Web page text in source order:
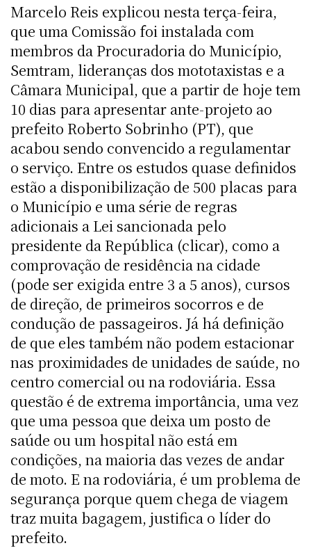
Marcelo Reis explicou nesta terça-feira,
que uma Comissão foi instalada com
membros da Procuradoria do Município,
Semtram, lideranças dos mototaxistas e a
Câmara Municipal, que a partir de hoje tem
10 dias para apresentar ante-projeto ao
prefeito Roberto Sobrinho (PT), que
acabou sendo convencido a regulamentar
o serviço. Entre os estudos quase definidos
estão a disponibilização de 500 placas para
o Município e uma série de regras
adicionais a Lei sancionada pelo
presidente da República (clicar), como a
comprovação de residência na cidade
(pode ser exigida entre 3 a 5 anos), cursos
de direção, de primeiros socorros e de
condução de passageiros. Já há definição
de que eles também não podem estacionar
nas proximidades de unidades de saúde, no
centro comercial ou na rodoviária. Essa
questão é de extrema importância, uma vez
que uma pessoa que deixa um posto de
saúde ou um hospital não está em
condições, na maioria das vezes de andar
de moto. E na rodoviária, é um problema de
segurança porque quem chega de viagem
traz muita bagagem, justifica o líder do
prefeito.